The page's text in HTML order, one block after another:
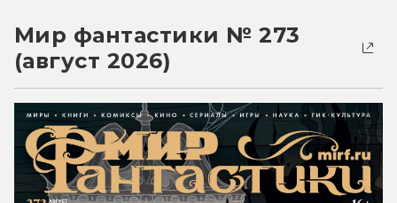
Мир фантастики № 273
(август 2026)